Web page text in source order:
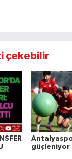
çekebilir
güçleniyor